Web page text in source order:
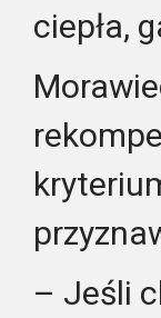
ciepła,
– Jeśli